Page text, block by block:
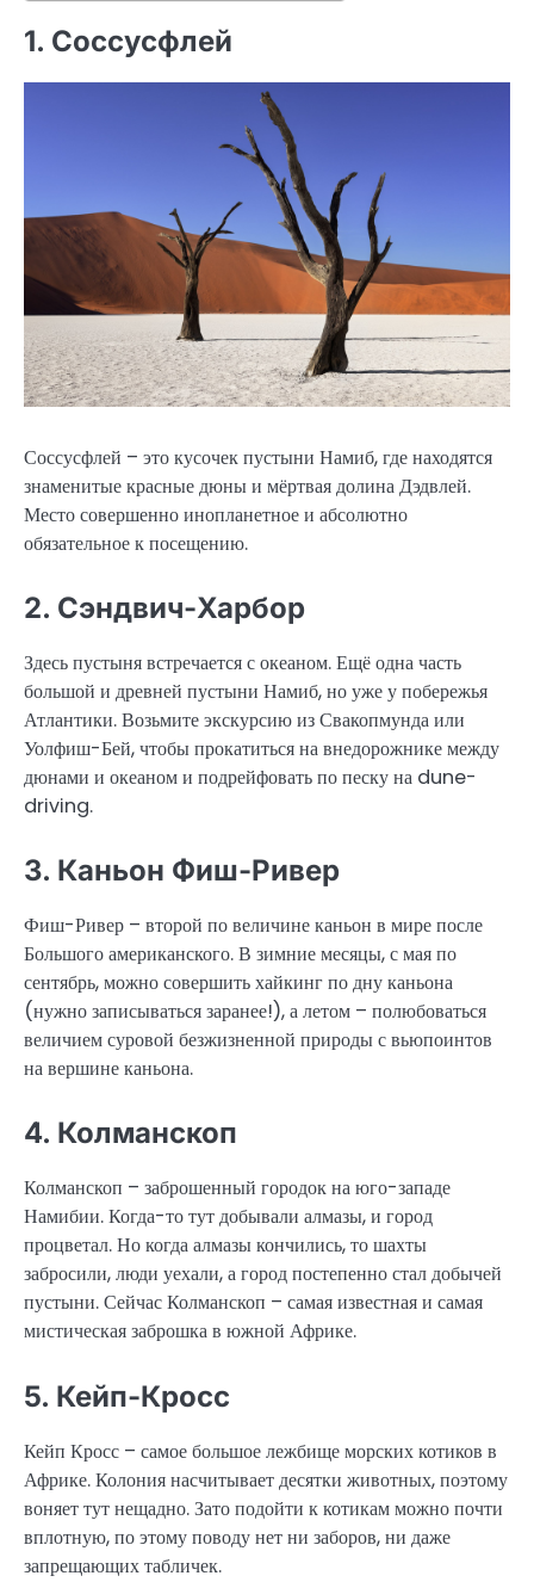
1. Соссусфлей
Соссусфлей – это кусочек пустыни Намиб, где находятся
знаменитые красные дюны и мёртвая долина Дэдвлей.
Место совершенно инопланетное и абсолютно
обязательное к посещению.
2. Сэндвич-Харбор
Здесь пустыня встречается с океаном. Ещё одна часть
большой и древней пустыни Намиб, но уже у побережья
Атлантики. Возьмите экскурсию из Свакопмунда или
Уолфиш-Бей, чтобы прокатиться на внедорожнике между
дюнами и океаном и подрейфовать по песку на dune-
driving.
3. Каньон Фиш-Ривер
Фиш-Ривер – второй по величине каньон в мире после
Большого американского. В зимние месяцы, с мая по
сентябрь, можно совершить хайкинг по дну каньона
(нужно записываться заранее!), а летом – полюбоваться
величием суровой безжизненной природы с вьюпоинтов
на вершине каньона.
4. Колманскоп
Колманскоп – заброшенный городок на юго-западе
Намибии. Когда-то тут добывали алмазы, и город
процветал. Но когда алмазы кончились, то шахты
забросили, люди уехали, а город постепенно стал добычей
пустыни. Сейчас Колманскоп – самая известная и самая
мистическая заброшка в южной Африке.
5. Кейп-Кросс
Кейп Кросс – самое большое лежбище морских котиков в
Африке. Колония насчитывает десятки животных, поэтому
воняет тут нещадно. Зато подойти к котикам можно почти
вплотную, по этому поводу нет ни заборов, ни даже
запрещающих табличек.